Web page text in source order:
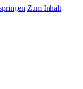
Zum Inhalt